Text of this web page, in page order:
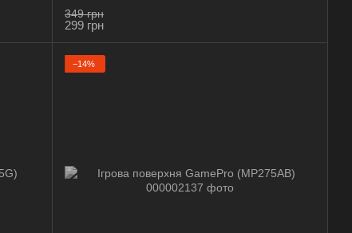
349 грн
299 грн
−14%